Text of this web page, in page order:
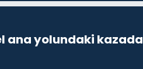
ana yolundaki kazada